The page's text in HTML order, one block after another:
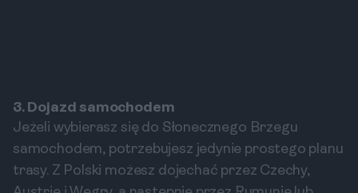
3. Dojazd samochodem
Jeżeli wybierasz się do Słonecznego Brzegu
samochodem, potrzebujesz jedynie prostego planu
trasy. Z Polski możesz dojechać przez Czechy,